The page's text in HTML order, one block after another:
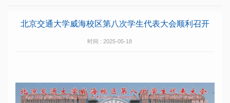
北京交通大学威海校区第八次学生代表大会顺利召开
时间 : 2025-05-18